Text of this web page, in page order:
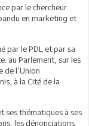
par le chercheur
en marketing et
par le PDL et par sa
au Parlement, sur les
l’Union
à la Cité de la
ses thématiques à ses
les dénonciations